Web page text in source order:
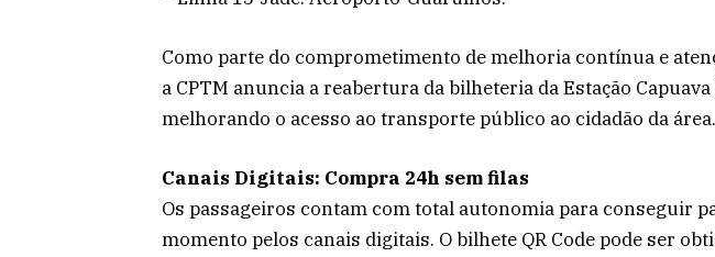
Como parte do comprometimento de melhoria contínua e
a CPTM anuncia a reabertura da bilheteria da Estação
melhorando o acesso ao transporte público ao cidadão da área.
Canais Digitais: Compra 24h sem filas
Os passageiros contam com total autonomia para conseguir
momento pelos canais digitais. O bilhete QR Code pode ser